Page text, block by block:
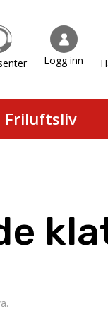
Logg inn
Friluftsliv